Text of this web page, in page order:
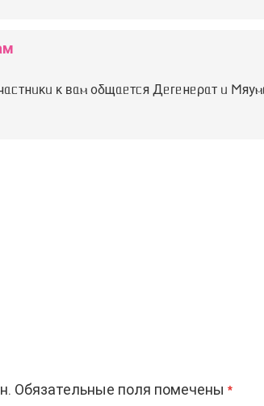
κ ʙᥲⲙ ᧐δщᥲᥱᴛᥴя Дᥱᴦᥱнᥱρᥲᴛ ᥙ
Обязательные поля помечены *